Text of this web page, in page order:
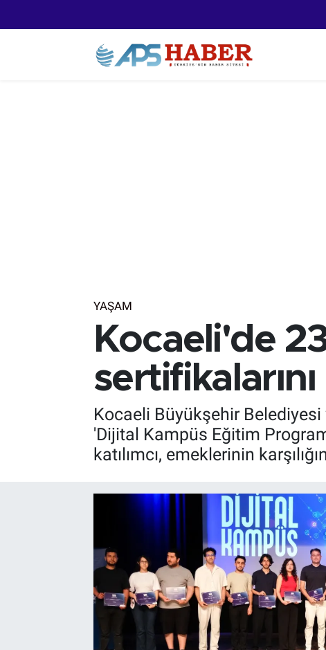
YAŞAM
Kocaeli'de
sertifikalarını
Kocaeli Büyükşehir
'Dijital Kampüs Eğitim
katılımcı, emeklerinin